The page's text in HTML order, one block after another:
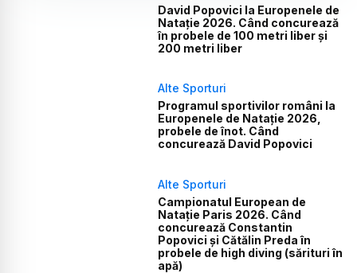
David Popovici la Europenele de
Natație 2026. Când concurează
în probele de 100 metri liber și
200 metri liber
Alte Sporturi
Programul sportivilor români la
Europenele de Natație 2026,
probele de înot. Când
concurează David Popovici
Alte Sporturi
Campionatul European de
Natație Paris 2026. Când
concurează Constantin
Popovici și Cătălin Preda în
probele de high diving (sărituri în
apă)